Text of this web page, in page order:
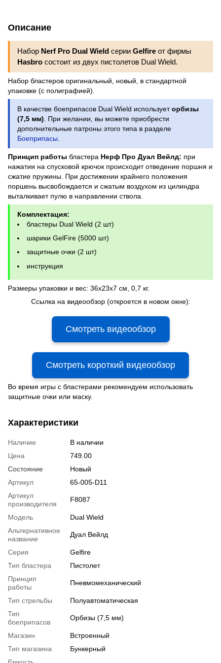
Описание
Набор Nerf Pro Dual Wield серии Gelfire от фирмы
Hasbro состоит из двух пистолетов Dual Wield.
Набор бластеров оригинальный, новый, в стандартной
упаковке (с полиграфией).
В качестве боеприпасов Dual Wield используеторбизы
(7,5 мм) . При желании, вы можете приобрести
дополнительные патроны этого типа в разделе
Боеприпасы
Принцип работы бластера Нерф Про Дуал Вейлд: при
нажатии на спусковой крючок происходит отведение поршня и
сжатие пружины. При достижении крайнего положения
поршень высвобождается и сжатым воздухом из цилиндра
выталкивает пулю в направлении ствола.
Комплектация:
бластеры Dual Wield (2 шт)
шарики GelFire (5000 шт)
защитные очки (2 шт)
инструкция
Размеры упаковки и вес: 36x23x7 см, 0,7 кг.
Ссылка на видеообзор (откроется в новом окне):
Смотреть видеообзор
Смотреть короткий видеообзор
Во время игры с бластерами рекомендуем использовать
защитные очки или маску.
Характеристики
Наличие
В наличии
Цена
749.00
Состояние
Новый
Артикул
65-005-D11
Артикул
производителя
F8087
Модель
Dual Wield
Альтернативное
название
Дуал Вейлд
Серия
Gelfire
Тип бластера
Пистолет
Принцип
работы
Пневмомеханический
Тип стрельбы
Полуавтоматическая
Тип
боеприпасов
Орбизы (7,5 мм)
Магазин
Встроенный
Тип магазина
Бункерный